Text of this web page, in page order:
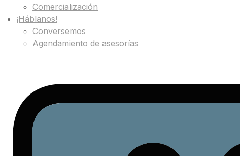
Comercialización
¡Háblanos!
Conversemos
Agendamiento de asesorías